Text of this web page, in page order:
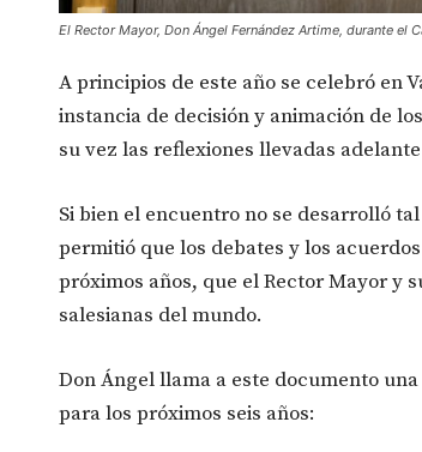
El Rector Mayor, Don Ángel Fernández Artime, durante el
A principios de este año se celebró en
instancia de decisión y animación de
su vez las reflexiones llevadas
Si bien el encuentro no se desarrolló
permitió que los debates y los
próximos años, que el Rector Mayor y
salesianas del mundo.
Don Ángel llama a este documento
para los próximos seis años: